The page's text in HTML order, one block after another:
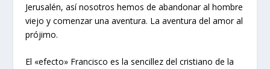
Jerusalén, así nosotros hemos de abandonar al hombre
viejo y comenzar una aventura. La aventura del amor al
prójimo.
El «efecto» Francisco es la sencillez del cristiano de la